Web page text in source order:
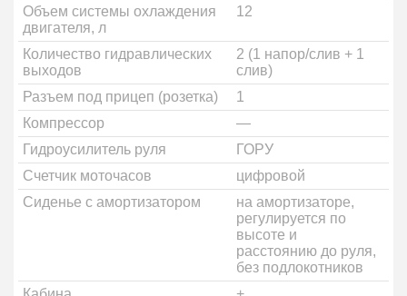
Объем системы охлаждения
двигателя, л
12
Количество гидравлических
выходов
2 (1 напор/слив + 1
слив)
Разъем под прицеп (розетка)
1
Компрессор
—
Гидроусилитель руля
ГОРУ
Счетчик моточасов
цифровой
Сиденье с амортизатором
на амортизаторе,
регулируется по
высоте и
расстоянию до руля,
без подлокотников